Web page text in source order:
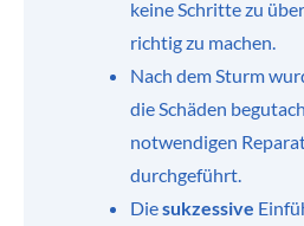
keine Schritte zu
richtig zu machen.
Nach dem Sturm
die Schäden
notwendigen
durchgeführt.
Diesukzessive